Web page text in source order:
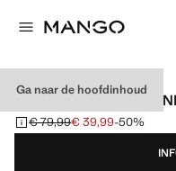
Ga naar de hoofdinhoud
TRENCHCOAT VAN
Oorspronkelijke prijs
€ 79,99
Huidige prijs [€ 39,99 ]
€ 39,99-50%
Kies een kleur